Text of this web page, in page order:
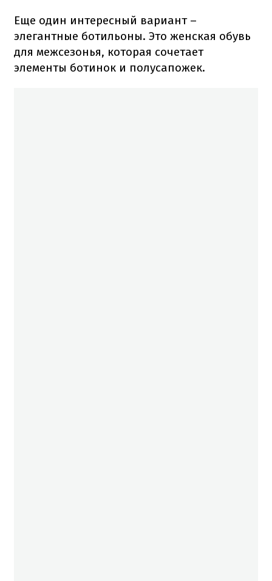
Еще один интересный вариант –
элегантные ботильоны. Это женская обувь
для межсезонья, которая сочетает
элементы ботинок и полусапожек.